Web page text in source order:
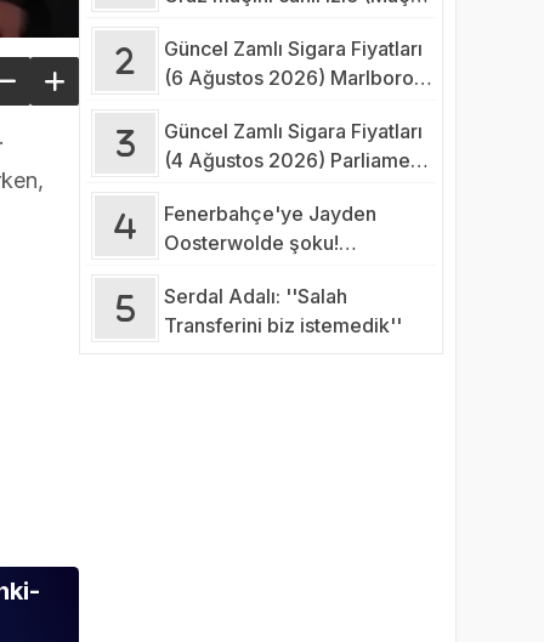
Güncel Zamlı Sigara Fiyatları
(6 Ağustos 2026) Marlboro,
Fiyatı 2026
Güncel Zamlı Sigara Fiyatları
(4 Ağustos 2026) Parliament,
Fiyatı
Fenerbahçe'ye Jayden
Oosterwolde şoku!
oldu
Serdal Adalı: ''Salah
Transferini biz istemedik''